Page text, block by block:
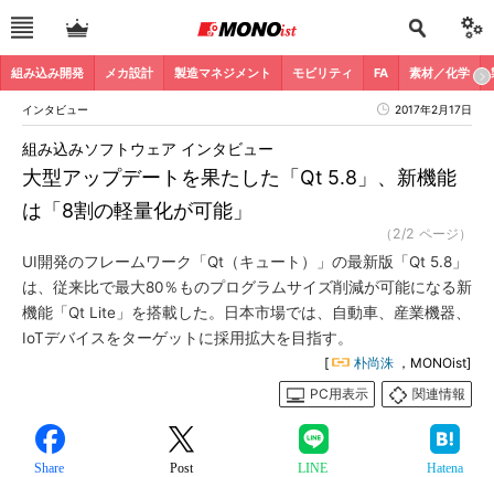
組み込み開発 メカ設計 製造マネジメント モビリティ FA 素材／化学
インタビュー 2017年2月17日
大型アップデートを果たした「Qt 5.8」、新機能
は「8割の軽量化が可能」
組み込みソフトウェア インタビュー
（2/2 ページ）
UI開発のフレームワーク「Qt（キュート）」の最新版「Qt 5.8」
は、従来比で最大80％ものプログラムサイズ削減が可能になる新
機能「Qt Lite」を搭載した。日本市場では、自動車、産業機器、
IoTデバイスをターゲットに採用拡大を目指す。
[ 朴尚洙 ，MONOist]
PC用表示
関連情報
Share Post LINE Hatena